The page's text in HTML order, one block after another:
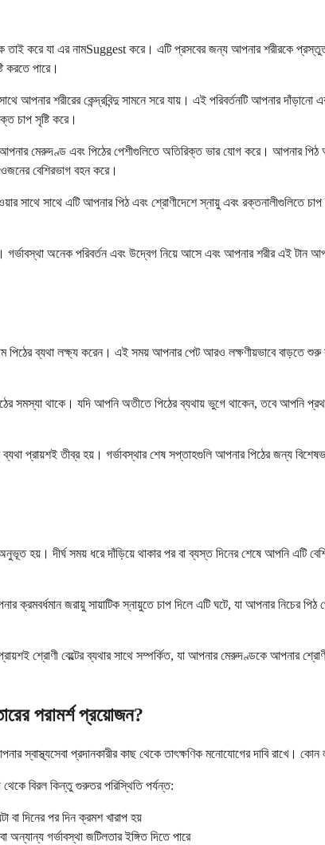
তাই করে যা এর নামSuggest করে। এটি প্রসবের জন্য আপনার শরীরকে
করতে পারে।
আপনার শরীরের কেন্দ্রবিন্দু সামনে সরে যায়। এই পরিবর্তনটি আপনার
চাপ সৃষ্টি করে।
মেরুদণ্ড এবং পিঠের পেশীগুলিতে অতিরিক্ত ভার যোগ করে। আপনার
বেশিরভাগ বহন করে।
সাথে সাথে এটি আপনার পিঠ এবং শ্রোণীদেশে স্নায়ু এবং রক্তনালীগুলিতে
অনেক পরিবর্তন এবং উদ্বেগ নিয়ে আসে এবং আপনার শরীর এই টান
পিঠের ব্যথা লক্ষ্য করেন। এই সময় আপনার পেট আরও লক্ষণীয়ভাবে বাড়তে শুরু
সমস্যা থাকে। যদি আপনি অতীতে পিঠের ব্যথায় ভুগে থাকেন, তবে আপনি
প্রায়শই তীব্র হয়। গর্ভাবস্থার শেষ সপ্তাহগুলি আপনার পিঠের জন্য
হয়। দীর্ঘ সময় ধরে দাঁড়িয়ে থাকার পর বা ব্যস্ত দিনের শেষে আপনি এটি
ক্রমবর্ধমান জরায়ু সায়াটিক স্নায়ুতে চাপ দিলে এটি ঘটে, যা আপনার নিচের
শ্রোণী বেল্টের ব্যথার সাথে সম্পর্কিত, যা আপনার মেরুদণ্ডকে আপনার
পরামর্শ প্রয়োজন?
স্বাস্থ্যসেবা প্রদানকারীর কাছ থেকে তাৎক্ষণিক মনোযোগের দাবি রাখে।
বিরল কিন্তু গুরুতর পরিস্থিতি পর্যন্ত:
বা দিনের পর দিন ক্রমশ খারাপ হয়
গর্ভাবস্থা জটিলতার ইঙ্গিত দিতে পারে